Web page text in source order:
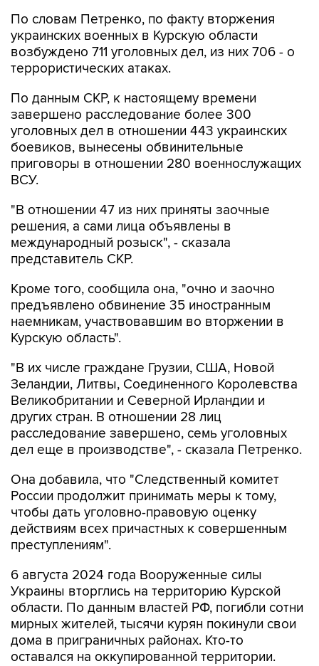
По словам Петренко, по факту вторжения
украинских военных в Курскую области
возбуждено 711 уголовных дел, из них 706 - о
террористических атаках.
По данным СКР, к настоящему времени
завершено расследование более 300
уголовных дел в отношении 443 украинских
боевиков, вынесены обвинительные
приговоры в отношении 280 военнослужащих
ВСУ.
"В отношении 47 из них приняты заочные
решения, а сами лица объявлены в
международный розыск", - сказала
представитель СКР.
Кроме того, сообщила она, "очно и заочно
предъявлено обвинение 35 иностранным
наемникам, участвовавшим во вторжении в
Курскую область".
"В их числе граждане Грузии, США, Новой
Зеландии, Литвы, Соединенного Королевства
Великобритании и Северной Ирландии и
других стран. В отношении 28 лиц
расследование завершено, семь уголовных
дел еще в производстве", - сказала Петренко.
Она добавила, что "Cледственный комитет
России продолжит принимать меры к тому,
чтобы дать уголовно-правовую оценку
действиям всех причастных к совершенным
преступлениям".
6 августа 2024 года Вооруженные силы
Украины вторглись на территорию Курской
области. По данным властей РФ, погибли сотни
мирных жителей, тысячи курян покинули свои
дома в приграничных районах. Кто-то
оставался на оккупированной территории.